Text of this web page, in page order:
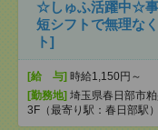
☆しゅふ活躍中☆事
短シフトで無理な
ト]
[給 与] 時給1,150円～
[勤務地] 埼玉県春日部市
3F（最寄り駅：春日部駅）